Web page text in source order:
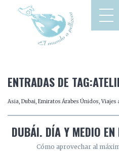
ENTRADAS DE
Asia, Dubai, Emiratos Árabes Únidos, Viajes
DUBÁI. DÍA Y MEDIO
Cómo aprovechar al